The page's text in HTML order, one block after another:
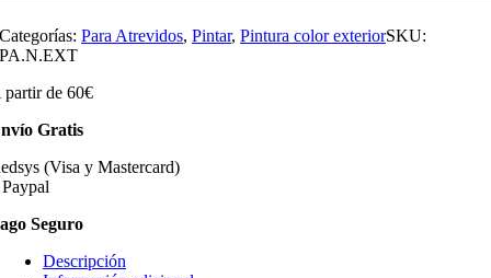
Categorías:Para Atrevidos,Pintar,Pintura color exteriorSKU:
PA.N.EXT
partir de 60€
Gratis
(Visa y Mastercard)
Seguro
Descripción